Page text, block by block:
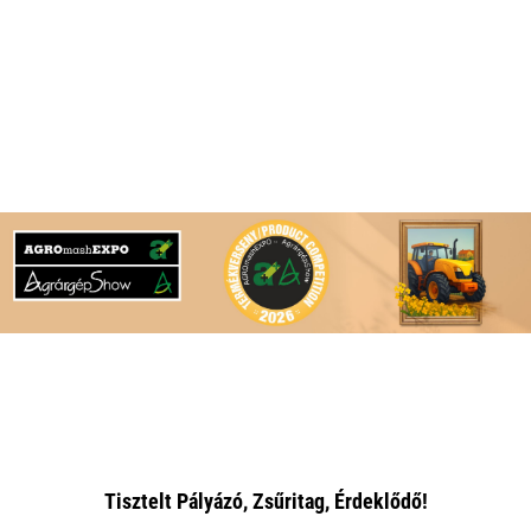
Tisztelt Pályázó, Zsűritag, Érdeklődő!